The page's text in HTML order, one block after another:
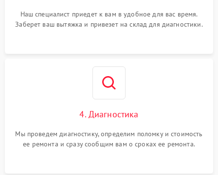
Наш специалист приедет к вам в удобное для вас время.
Заберет ваш вытяжка и привезет на склад для диагностики.
4. Диагностика
Мы проведем диагностику, определим поломку и стоимость
ее ремонта и сразу сообщим вам о сроках ее ремонта.